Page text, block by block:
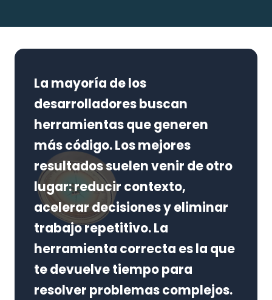
La mayoría de los
desarrolladores buscan
herramientas que generen
más código. Los mejores
resultados suelen venir de otro
lugar: reducir contexto,
acelerar decisiones y eliminar
trabajo repetitivo. La
herramienta correcta es la que
te devuelve tiempo para
resolver problemas complejos.